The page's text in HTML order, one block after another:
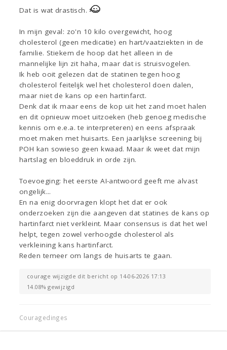
Dat is wat drastisch.
In mijn geval: zo'n 10 kilo overgewicht, hoog
cholesterol (geen medicatie) en hart/vaatziekten in de
familie. Stiekem de hoop dat het alleen in de
mannelijke lijn zit haha, maar dat is struisvogelen.
Ik heb ooit gelezen dat de statinen tegen hoog
cholesterol feitelijk wel het cholesterol doen dalen,
maar niet de kans op een hartinfarct.
Denk dat ik maar eens de kop uit het zand moet halen
en dit opnieuw moet uitzoeken (heb genoeg medische
kennis om e.e.a. te interpreteren) en eens afspraak
moet maken met huisarts. Een jaarlijkse screening bij
POH kan sowieso geen kwaad. Maar ik weet dat mijn
hartslag en bloeddruk in orde zijn.
Toevoeging: het eerste AI-antwoord geeft me alvast
ongelijk...
En na enig doorvragen klopt het dat er ook
onderzoeken zijn die aangeven dat statines de kans op
hartinfarct niet verkleint. Maar consensus is dat het wel
helpt, tegen zowel verhoogde cholesterol als
verkleining kans hartinfarct.
Reden temeer om langs de huisarts te gaan.
courage wijzigde dit bericht op 14-06-2026 17:13
14.08% gewijzigd
Couragedinges